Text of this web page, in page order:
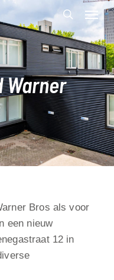
search
Menu
Warner
Bros als voor
een nieuw
12 in